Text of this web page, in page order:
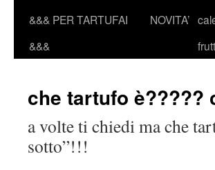
&&& PER TARTUFAI
&&&
NOVITA’
che tartufo è?????
a volte ti chiedi ma che
sotto”!!!